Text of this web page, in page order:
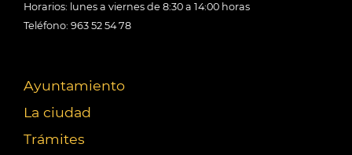
Horarios: lunes a viernes de 8:30 a 14:00 horas
Teléfono: 963 52 54 78
Ayuntamiento
La ciudad
Trámites